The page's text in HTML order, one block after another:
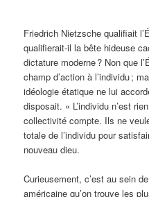
Friedrich Nietzsche qualifiait
qualifierait-il la bête hideuse
dictature moderne ? Non que
champ d’action à l’individu ;
idéologie étatique ne lui
disposait. « L’individu n’est
collectivité compte. Ils ne
totale de l’individu pour
nouveau dieu.
Curieusement, c’est au sein
américaine qu’on trouve les